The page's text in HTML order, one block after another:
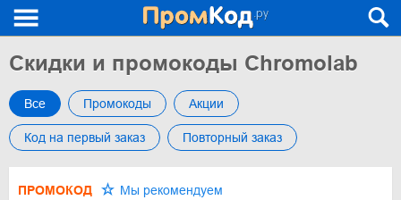
Скидки и промокоды Chromolab
Все Промокоды Акции
Код на первый заказ Повторный заказ
ПРОМОКОД Мы рекомендуем